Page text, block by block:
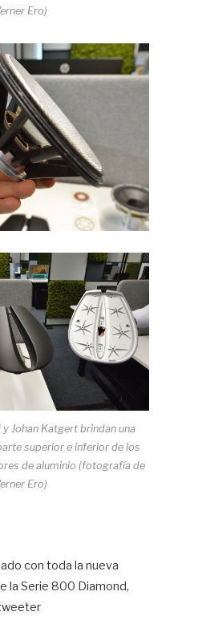
Ero)
Johan Katgert brindan una
superior e inferior de los
de aluminio (fotografía de
Ero)
con toda la nueva
la Serie 800 Diamond,